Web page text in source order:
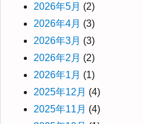
2026年5月 (2)
2026年4月 (3)
2026年3月 (3)
2026年2月 (2)
2026年1月 (1)
2025年12月 (4)
2025年11月 (4)